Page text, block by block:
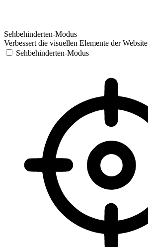
Sehbehinderten-Modus
Verbessert die visuellen Elemente der Website
Sehbehinderten-Modus